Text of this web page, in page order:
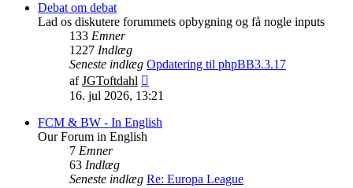
Debat om debat
Lad os diskutere forummets opbygning og få nogle inputs
133 Emner
1227 Indlæg
Seneste indlæg Opdatering til phpBB3.3.17
afJGToftdahl
det
indlæg
16. jul 2026, 13:21
FCM & BW - In English
Our Forum in English
7 Emner
63 Indlæg
Seneste indlæg Re: Europa League